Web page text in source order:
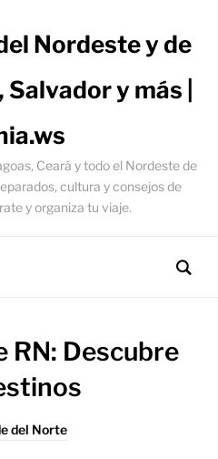
Nordeste y de
y más |
Ceará y todo el Nordeste de
cultura y consejos de
y organiza tu viaje.
RN: Descubre
del Norte